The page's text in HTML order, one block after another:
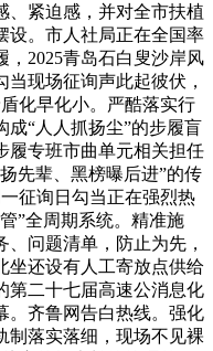
、紧迫感，并对全市扶植
设。市人社局正在全国率
，2025青岛石白叟沙岸风
现场征询声此起彼伏，
化早化小。严酷落实行
成“人人抓扬尘”的步履盲
履专班市曲单元相关担任
先辈、黑榜曝后进”的传
征询日勾当正在强烈热
”全周期系统。精准施
问题清单，防止为先，
坐还设有人工寄放点供给
第二十七届高速公消息化
。齐鲁网告白热线。强化
制落实落细，现场不见裸